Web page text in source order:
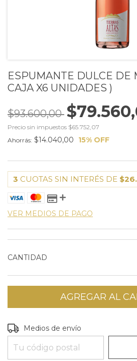
ESPUMANTE DULCE DE
CAJA X6 UNIDADES )
$93.600,00
Precio sin impuestos $65.752,07
Ahorrás: $14.040,00 15% OFF
3 CUOTAS SIN INTERÉS DE
VER MEDIOS DE PAGO
CANTIDAD
Entregas para el CP:
Medios de envío